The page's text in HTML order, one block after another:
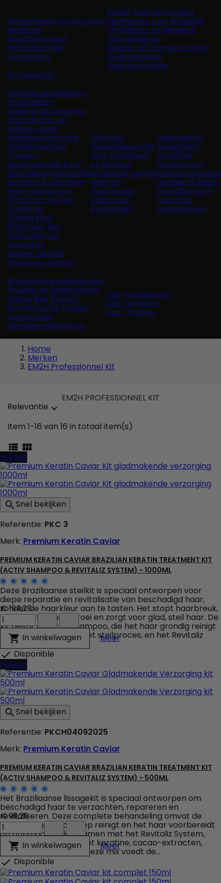
Lichaamsverzorging voor
kinderen
Douche en Bad
Hydraterende
Verzorging
Kinder haarverzorging
Shampoos voor kinderen
Ontklitters en Maskers
voor kinderen
Relaxer en Wasverzachter
Hydraterende
Haarverzorging
Accessoires
Stylinghulpmiddelen
Krulspelden
Andere accessoires
Warmtekap en
satijnen sjaal
Hittebescherming
Handschoenen
Tangen,
gladmakende kam
Haarkleuringsborstel
Borstels & Kammen
Föhn wasborstel
Platte borstel en
ontklitter
Styling kam
Kam voor het
ontkrullen en
touperen
Blower borstel
Siliconen
massageborstel
voor hoofdhuid
en lichaam
Stylingsuitrusting
Helm en
Haardroger
Stijltangen
Krultangen
Aesthetisch
Nagelvijlen
Paraffine
handschoen
Hoeden & Sjaals
Hoofdband en
haarclips
Haarspelden
Weven en lonten
Braziliaanse weefwerken
Pruiken en haarstukken
Natuurlijke Pruiken
Synthetische Pruiken
Haarstukjes
Keratine extensions
Clip-on Extensies
Lont verdelers
Top Closures
Home
Merken
EM2H Professionnel Kit
EM2H PROFESSIONNEL KIT
Relevantie 
Item 1-16 van 16 in totaal item(s)
 
Pakket
 Snel bekijken
Referentie: PKC 3
Merk: Premium Keratin Caviar
PREMIUM KERATIN CAVIAR BRAZILIAN KERATIN TREATMENT KIT
(ACTIV SHAMPOO & REVITALIZ SYSTEM) - 1000ML
Deze Braziliaanse steilkit is speciaal ontworpen voor
diepe reparatie en revitalisatie van beschadigd haar,
zonder de haarkleur aan te tasten. Het stopt haarbreuk,
stimuleert de haargroei en zorgt voor glad, steil haar. De
kit bevat de Activ Shampoo, die het haar grondig reinigt
ter voorbereiding op het steilproces, en het Revitaliz
System, verrijkt met...
€ 194,28
Premium
Keratin
Caviar
Brazilian
Keratin
Treatment
Kit
(Activ
Shampoo
&
Revitaliz
System)
-
1000ml
producthoeveelheid
 In winkelwagen MeerPremium Keratin Caviar
 Disponible
Pakket
 Snel bekijken
Referentie: PKCH04092025
Merk: Premium Keratin Caviar
PREMIUM KERATIN CAVIAR BRAZILIAN KERATIN TREATMENT KIT
(ACTIV SHAMPOO & REVITALIZ SYSTEM) - 500ML
Het Braziliaanse lissagekit is speciaal ontworpen om
beschadigd haar te verzachten, repareren en
revitaliseren. Deze complete behandeling omvat de
Activ Shampoo, die diep reinigt en het haar voorbereidt
op optimaal steilen, samen met het Revitaliz System,
een formule verrijkt met keratine, cacao-extracten,
kokosolie en camelia. Deze mix voedt de...
€ 99,29
Premium
Keratin
Caviar
Brazilian
Keratin
Treatment
Kit
 In winkelwagen MeerPremium Keratin Caviar
 Disponible